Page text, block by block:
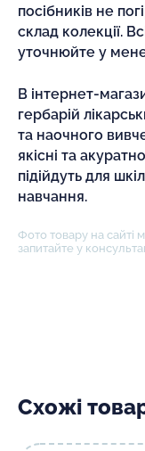
посібників не
склад колекції.
уточнюйте у
В інтернет-
гербарій
та наочного
якісні та
підійдуть для
навчання.
Фото товару на сайті
запитайте у
Схожі